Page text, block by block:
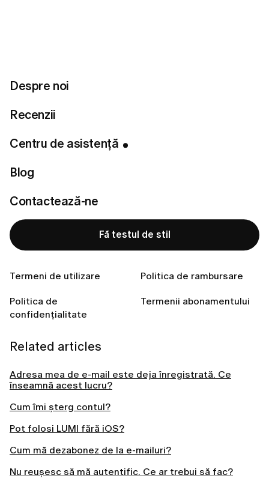
Despre noi
Recenzii
Centru de asistență
Blog
Contactează-ne
Fă testul de stil
Termeni de utilizare Politica de rambursare
Politica de
confidențialitate
Termenii abonamentului
Google” sau „Continuă cu Apple”.
De pe site-ul web:
Adresa de e-mail trebuie să coincidă cu cea pe
Asigură-te că nu există litere mari introduse
Related articles
Adresa mea de e-mail este deja înregistrată. Ce
înseamnă acest lucru?
Cum îmi șterg contul?
Pot folosi LUMI fără iOS?
Cum mă dezabonez de la e-mailuri?
Nu reușesc să mă autentific. Ce ar trebui să fac?